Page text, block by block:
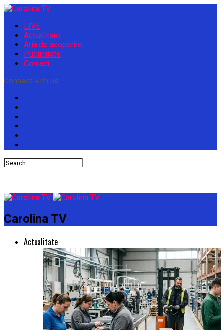
LIVE
Actualitate
Aria de acoperire
Publicitate
Contact
Connect with us
Carolina TV
Actualitate